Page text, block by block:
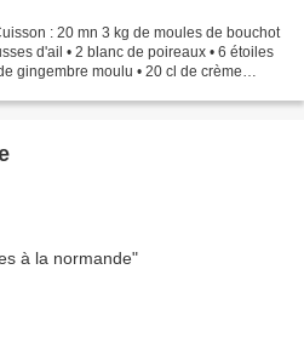
: 20 mn 3 kg de moules de bouchot
d'ail • 2 blanc de poireaux • 6 étoiles
gingembre moulu • 20 cl de crème